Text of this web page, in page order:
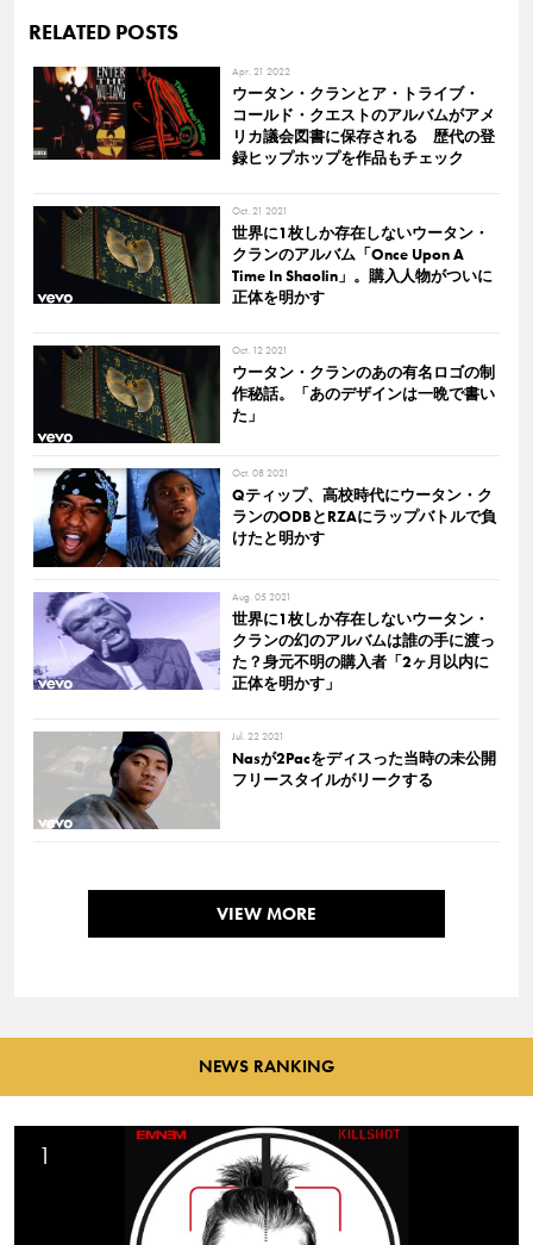
RELATED POSTS
Apr. 21 2022
ウータン・クランとア・トライブ・
コールド・クエストのアルバムがアメ
リカ議会図書に保存される 歴代の登
録ヒップホップを作品もチェック
Oct. 21 2021
世界に1枚しか存在しないウータン・
クランのアルバム「Once Upon A
Time In Shaolin」。購入人物がついに
正体を明かす
Oct. 12 2021
ウータン・クランのあの有名ロゴの制
作秘話。「あのデザインは一晩で書い
た」
Oct. 08 2021
Qティップ、高校時代にウータン・ク
ランのODBとRZAにラップバトルで負
けたと明かす
Aug. 05 2021
世界に1枚しか存在しないウータン・
クランの幻のアルバムは誰の手に渡っ
た？身元不明の購入者「2ヶ月以内に
正体を明かす」
Jul. 22 2021
Nasが2Pacをディスった当時の未公開
フリースタイルがリークする
VIEW MORE
NEWS RANKING